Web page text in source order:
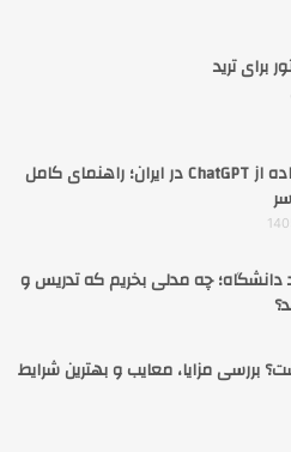
برای ترید
نحوه استفاده از ChatGPT در ایران؛ راهنمای کامل
چه مدلی بخریم که تدریس و
بررسی مزایا، معایب و بهترین شرایط